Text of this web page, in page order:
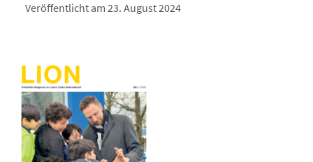
Veröffentlicht am 23. August 2024